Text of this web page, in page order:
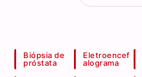
Biópsia de
próstata
Eletroencef
alograma